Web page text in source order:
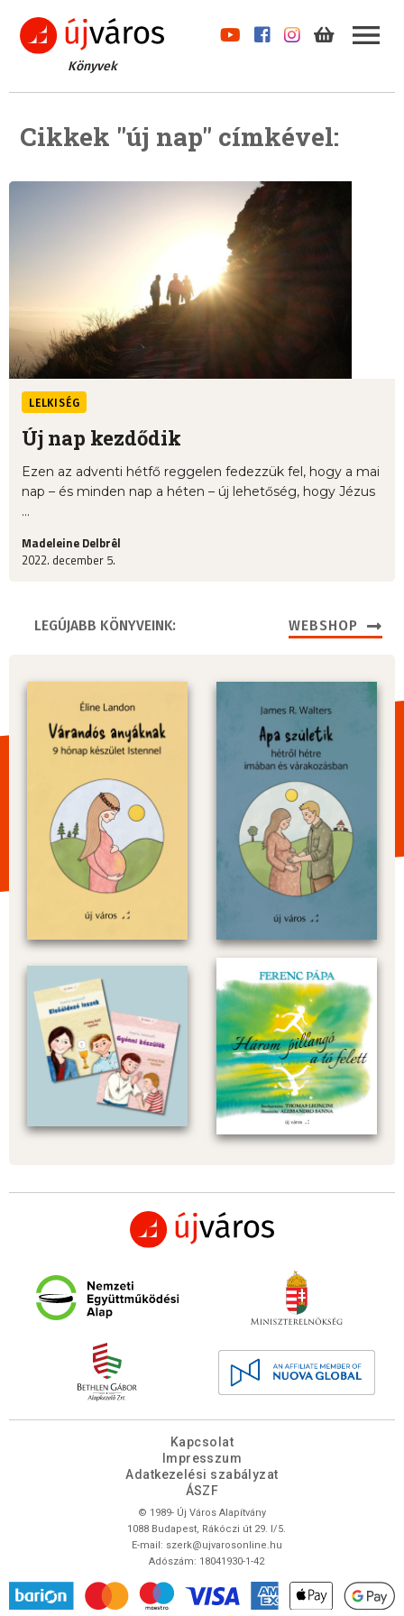
Könyvek
Cikkek "új nap" címkével:
LELKISÉG
Új nap kezdődik
Ezen az adventi hétfő reggelen fedezzük fel, hogy a mai
nap – és minden nap a héten – új lehetőség, hogy Jézus
...
Madeleine Delbrêl
2022. december 5.
LEGÚJABB KÖNYVEINK: WEBSHOP
Kapcsolat
Impresszum
Adatkezelési szabályzat
ÁSZF
© 1989- Új Város Alapítvány
1088 Budapest, Rákóczi út 29. I/5.
E-mail: szerk@ujvarosonline.hu
Adószám: 18041930-1-42